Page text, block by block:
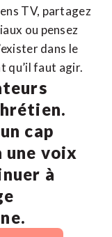
TV, partagez
ou pensez
dans le
qu’il faut agir.
cap
voix
à